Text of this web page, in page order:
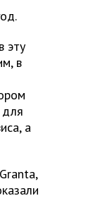
эту
в
а